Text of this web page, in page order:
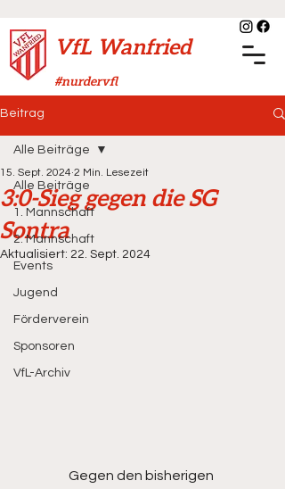
VfL Wanfried
#nurdervfl
Beitrag
Alle Beiträge
1. Mannschaft
2. Mannschaft
Events
Jugend
Förderverein
Sponsoren
VfL-Archiv
Alle Beiträge
3:0-Sieg gegen die SG
Sontra
15. Sept. 2024 2 Min. Lesezeit
Aktualisiert: 22. Sept. 2024
Gegen den bisherigen